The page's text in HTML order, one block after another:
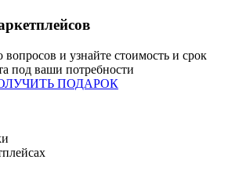
вопросов и узнайте стоимость и срок
под ваши потребности
ПОДАРОК